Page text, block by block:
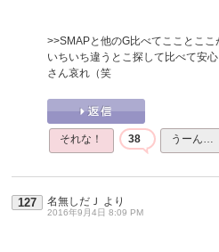
>>SMAPと他のG比べてこことここ
いちいち違うとこ探して比べて安
さん哀れ（笑
それな！ 38 うーん…
127 名無しだＪ より
2016年9月4日 8:09 PM